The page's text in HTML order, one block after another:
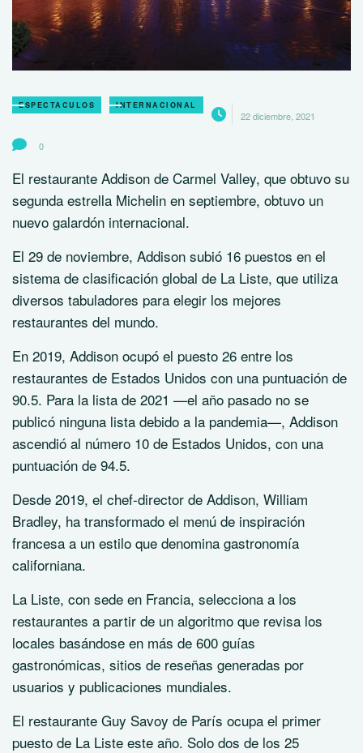
ESPECTACULOS INTERNACIONAL
22 diciembre, 2021
0
El restaurante Addison de Carmel Valley, que obtuvo su
segunda estrella Michelin en septiembre, obtuvo un
nuevo galardón internacional.
El 29 de noviembre, Addison subió 16 puestos en el
sistema de clasificación global de La Liste, que utiliza
diversos tabuladores para elegir los mejores
restaurantes del mundo.
En 2019, Addison ocupó el puesto 26 entre los
restaurantes de Estados Unidos con una puntuación de
90.5. Para la lista de 2021 —el año pasado no se
publicó ninguna lista debido a la pandemia—, Addison
ascendió al número 10 de Estados Unidos, con una
puntuación de 94.5.
Desde 2019, el chef-director de Addison, William
Bradley, ha transformado el menú de inspiración
francesa a un estilo que denomina gastronomía
californiana.
La Liste, con sede en Francia, selecciona a los
restaurantes a partir de un algoritmo que revisa los
locales basándose en más de 600 guías
gastronómicas, sitios de reseñas generadas por
usuarios y publicaciones mundiales.
El restaurante Guy Savoy de París ocupa el primer
puesto de La Liste este año. Solo dos de los 25